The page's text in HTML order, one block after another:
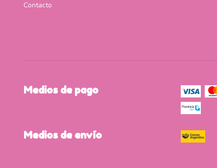
Contacto
Medios de pago
Medios de envío